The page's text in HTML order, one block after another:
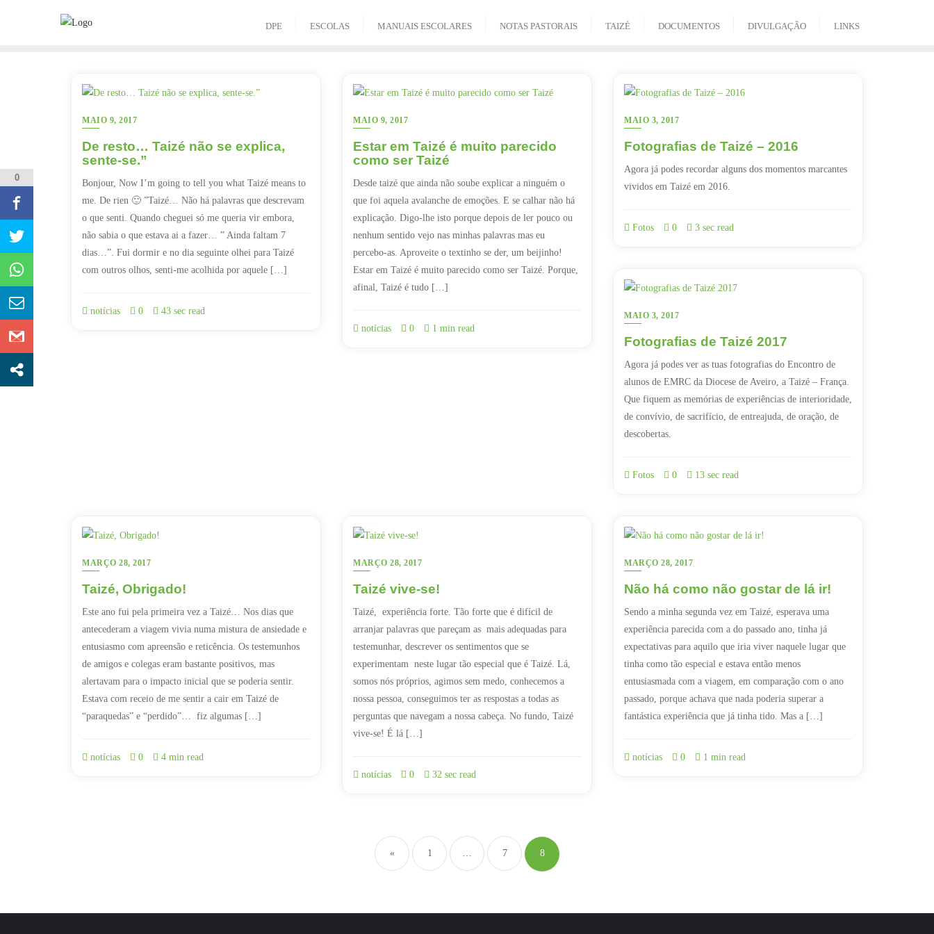
DPE ESCOLAS MANUAIS ESCOLARES NOTAS PASTORAIS TAIZÉ DOCUMENTOS DIVULGAÇÃO LINKS
MAIO 9, 2017
De resto… Taizé não se explica,
sente-se.”
Bonjour, Now I’m going to tell you what Taizé means to
me. De rien 🙂 ”Taizé… Não há palavras que descrevam
o que senti. Quando cheguei só me queria vir embora,
não sabia o que estava ai a fazer… ” Ainda faltam 7
dias…”. Fui dormir e no dia seguinte olhei para Taizé
com outros olhos, senti-me acolhida por aquele […]
notícias 0 43 sec read
MAIO 9, 2017
Estar em Taizé é muito parecido
como ser Taizé
Desde taizé que ainda não soube explicar a ninguém o
que foi aquela avalanche de emoções. E se calhar não há
explicação. Digo-lhe isto porque depois de ler pouco ou
nenhum sentido vejo nas minhas palavras mas eu
percebo-as. Aproveite o textinho se der, um beijinho!
Estar em Taizé é muito parecido como ser Taizé. Porque,
afinal, Taizé é tudo […]
notícias 0 1 min read
MAIO 3, 2017
Fotografias de Taizé – 2016
Agora já podes recordar alguns dos momentos marcantes
vividos em Taizé em 2016.
Fotos 0 3 sec read
MAIO 3, 2017
Fotografias de Taizé 2017
Agora já podes ver as tuas fotografias do Encontro de
alunos de EMRC da Diocese de Aveiro, a Taizé – França.
Que fiquem as memórias de experiências de interioridade,
de convívio, de sacrifício, de entreajuda, de oração, de
descobertas.
Fotos 0 13 sec read
MARÇO 28, 2017
Taizé, Obrigado!
Este ano fui pela primeira vez a Taizé… Nos dias que
antecederam a viagem vivia numa mistura de ansiedade e
entusiasmo com apreensão e reticência. Os testemunhos
de amigos e colegas eram bastante positivos, mas
alertavam para o impacto inicial que se poderia sentir.
Estava com receio de me sentir a cair em Taizé de
“paraquedas” e “perdido”… fiz algumas […]
notícias 0 4 min read
MARÇO 28, 2017
Taizé vive-se!
Taizé, experiência forte. Tão forte que é difícil de
arranjar palavras que pareçam as mais adequadas para
testemunhar, descrever os sentimentos que se
experimentam neste lugar tão especial que é Taizé. Lá,
somos nós próprios, agimos sem medo, conhecemos a
nossa pessoa, conseguimos ter as respostas a todas as
perguntas que navegam a nossa cabeça. No fundo, Taizé
vive-se! É lá […]
notícias 0 32 sec read
MARÇO 28, 2017
Não há como não gostar de lá ir!
Sendo a minha segunda vez em Taizé, esperava uma
experiência parecida com a do passado ano, tinha já
expectativas para aquilo que iria viver naquele lugar que
tinha como tão especial e estava então menos
entusiasmada com a viagem, em comparação com o ano
passado, porque achava que nada poderia superar a
fantástica experiência que já tinha tido. Mas a […]
notícias 0 1 min read
de
« 1 … 7 8
0